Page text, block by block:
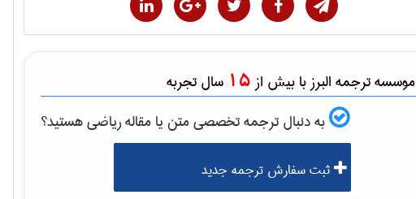
موسسه ترجمه البرز با بیش از 15 سال تجربه
به دنبال ترجمه تخصصی متن یا مقالهرياضیهستید؟
ثبت سفارش ترجمه جدید